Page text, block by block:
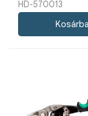
HD-570013